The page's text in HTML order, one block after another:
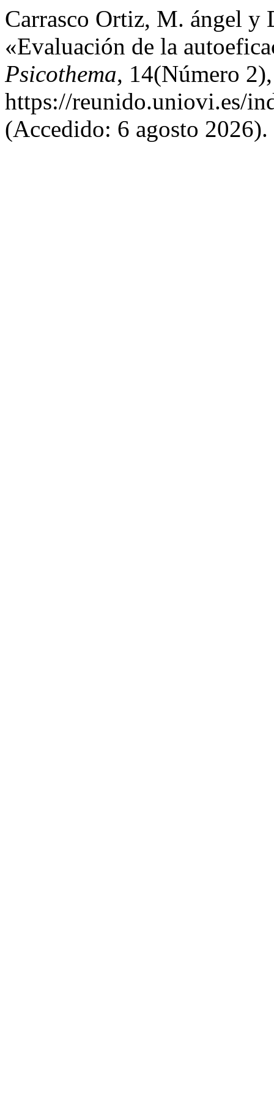
Carrasco Ortiz, M. ángel y
«Evaluación de la
Psicothema, 14(Número
https://reunido.uniovi.es/
(Accedido: 6 agosto 2026).